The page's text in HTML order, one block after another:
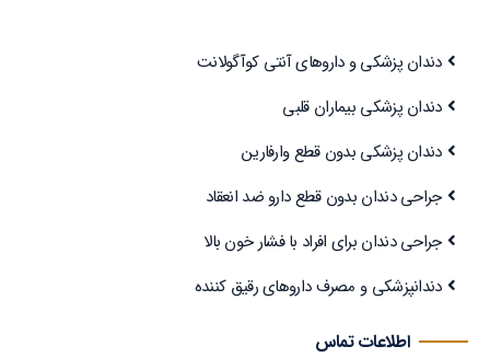
دندان پزشکی و داروهای آنتی کوآگولانت
دندان پزشکی بیماران قلبی
دندان پزشکی بدون قطع وارفارین
جراحی دندان بدون قطع دارو ضد انعقاد
جراحی دندان برای افراد با فشار خون بالا
دندانپزشکی و مصرف داروهای رقیق کننده
اطلاعات تماس